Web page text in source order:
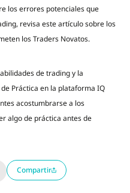
los errores potenciales que
revisa este artículo sobre los
los Traders Novatos.
de trading y la
Práctica en la plataforma IQ
acostumbrarse a los
algo de práctica antes de
Compartir